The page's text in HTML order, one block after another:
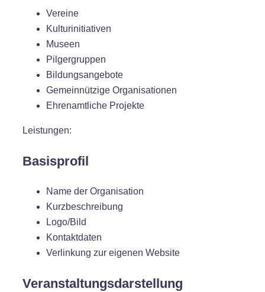
Vereine
Kulturinitiativen
Museen
Pilgergruppen
Bildungsangebote
Gemeinnützige Organisationen
Ehrenamtliche Projekte
Leistungen:
Basisprofil
Name der Organisation
Kurzbeschreibung
Logo/Bild
Kontaktdaten
Verlinkung zur eigenen Website
Veranstaltungsdarstellung